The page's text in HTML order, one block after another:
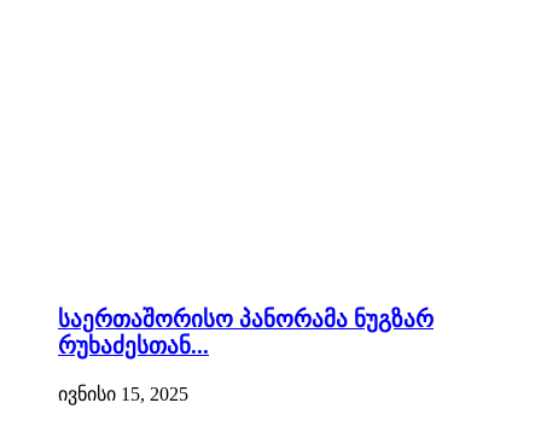
საერთაშორისო პანორამა ნუგზარ
რუხაძესთან...
ივნისი 15, 2025